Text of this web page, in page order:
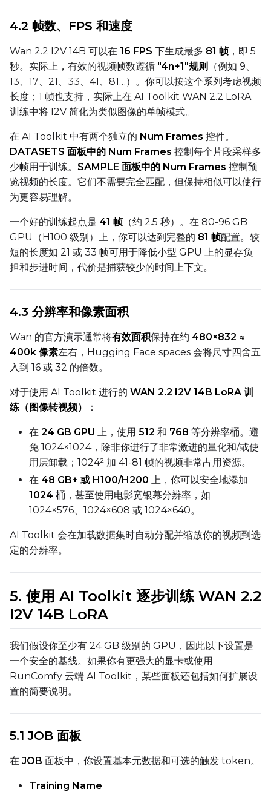
Width
Height
LoRA Scale
Width
Seed
Prompt
Seed
LoRA Scale
4.2 帧数、FPS 和速度
Wan 2.2 I2V 14B 可以在 16 FPS 下生成最多 81 帧，即 5
秒。实际上，有效的视频帧数遵循 "4n+1"规则
（例如 9、
13、17、21、33、41、81…）。你可以按这个系列考虑视频
长度；1 帧也支持，实际上在 AI Toolkit WAN 2.2 LoRA
训练中将 I2V 简化为类似图像的单帧模式。
在 AI Toolkit 中有两个独立的 Num Frames 控件。
DATASETS 面板中的 Num Frames 控制每个片段采样多
少帧用于训练。 SAMPLE 面板中的 Num Frames 控制预
览视频的长度。它们不需要完全匹配，但保持相似可以使行
为更容易理解。
一个好的训练起点是 41 帧（约 2.5 秒）。在 80-96 GB
GPU（H100 级别）上，你可以达到完整的 81 帧配置。较
短的长度如 21 或 33 帧可用于降低小型 GPU 上的显存负
担和步进时间，代价是捕获较少的时间上下文。
4.3 分辨率和像素面积
Wan 的官方演示通常将有效面积保持在约 480×832 ≈
400k 像素左右，Hugging Face spaces 会将尺寸四舍五
入到 16 或 32 的倍数。
对于使用 AI Toolkit 进行的 WAN 2.2 I2V 14B LoRA 训
练（图像转视频）
：
在 24 GB GPU 上，使用 512 和 768 等分辨率桶。避
免 1024×1024，除非你进行了非常激进的量化和/或使
用层卸载；1024² 加 41-81 帧的视频非常占用资源。
在 48 GB+ 或 H100/H200 上，你可以安全地添加
1024 桶，甚至使用电影宽银幕分辨率，如
1024×576、1024×608 或 1024×640。
AI Toolkit 会在加载数据集时自动分配并缩放你的视频到选
定的分辨率。
5. 使用 AI Toolkit 逐步训练 WAN 2.2
I2V 14B LoRA
我们假设你至少有 24 GB 级别的 GPU，因此以下设置是
一个安全的基线。如果你有更强大的显卡或使用
RunComfy 云端 AI Toolkit，某些面板还包括如何扩展设
置的简要说明。
5.1 JOB 面板
在 JOB 面板中，你设置基本元数据和可选的触发 token。
Training Name